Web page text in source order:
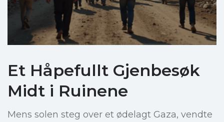
Et Håpefullt Gjenbesøk
Midt i Ruinene
Mens solen steg over et ødelagt Gaza, vendte